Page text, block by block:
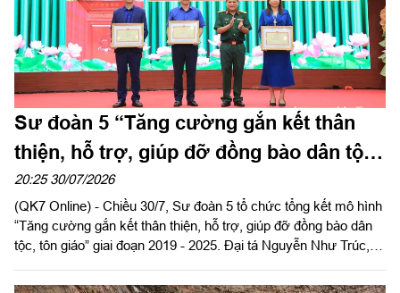
Sư đoàn 5 “Tăng cường gắn kết thân
thiện, hỗ trợ, giúp đỡ đồng bào dân tộc,
tôn giáo” trên địa bàn đóng quân
20:25 30/07/2026
(QK7 Online) - Chiều 30/7, Sư đoàn 5 tổ chức tổng kết mô hình
“Tăng cường gắn kết thân thiện, hỗ trợ, giúp đỡ đồng bào dân
tộc, tôn giáo” giai đoạn 2019 - 2025. Đại tá Nguyễn Như Trúc,